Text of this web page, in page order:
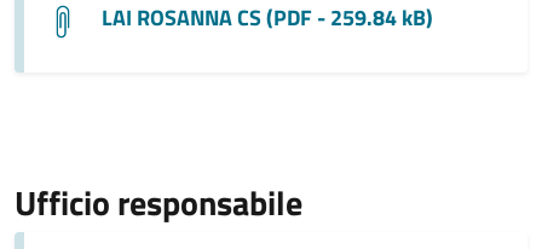
LAI ROSANNA CS (PDF - 259.84 kB)
Ufficio responsabile